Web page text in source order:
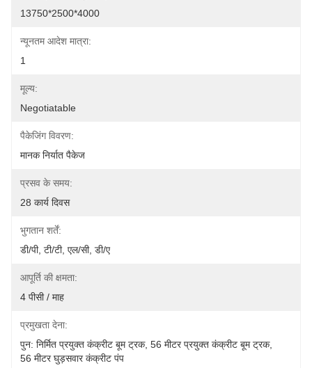
13750*2500*4000
न्यूनतम आदेश मात्रा:
1
मूल्य:
Negotiatable
पैकेजिंग विवरण:
मानक निर्यात पैकेज
प्रसव के समय:
28 कार्य दिवस
भुगतान शर्तें:
डी/पी, टी/टी, एल/सी, डी/ए
आपूर्ति की क्षमता:
4 पीसी / माह
प्रमुखता देना:
पुन: निर्मित प्रयुक्त कंक्रीट बूम ट्रक, 56 मीटर प्रयुक्त कंक्रीट बूम ट्रक,
56 मीटर घुड़सवार कंक्रीट पंप